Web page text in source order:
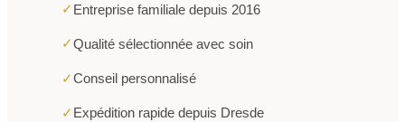
✓ Entreprise familiale depuis 2016
✓Qualité sélectionnée avec soin
✓Conseil personnalisé
✓ Expédition rapide depuis Dresde